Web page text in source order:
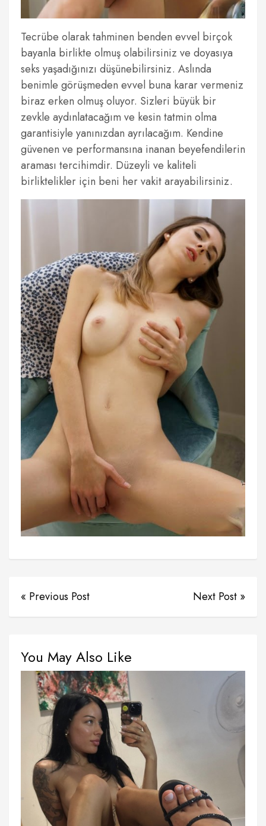
Tecrübe olarak tahminen benden evvel birçok
bayanla birlikte olmuş olabilirsiniz ve doyasıya
seks yaşadığınızı düşünebilirsiniz. Aslında
benimle görüşmeden evvel buna karar vermeniz
biraz erken olmuş oluyor. Sizleri büyük bir
zevkle aydınlatacağım ve kesin tatmin olma
garantisiyle yanınızdan ayrılacağım. Kendine
güvenen ve performansına inanan beyefendilerin
araması tercihimdir. Düzeyli ve kaliteli
birliktelikler için beni her vakit arayabilirsiniz.
« Previous Post Next Post »
You May Also Like